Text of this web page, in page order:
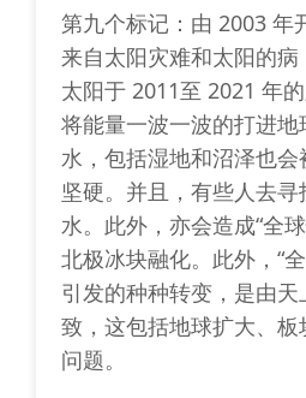
第九个标记：由 2003 年
来自太阳灾难和太阳的病
太阳于 2011至 2021 年
将能量一波一波的打进
水，包括湿地和沼泽也
坚硬。并且，有些人去
水。此外，亦会造成“全
北极冰块融化。此外，“
引发的种种转变，是由
致，这包括地球扩大、
问题。